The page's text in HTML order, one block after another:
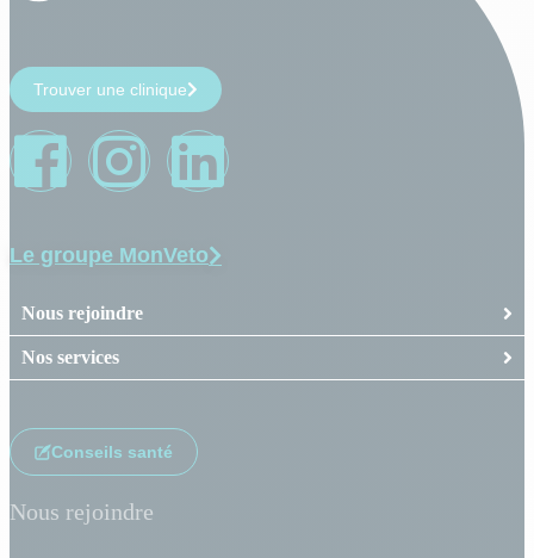
Trouver une clinique
Le groupe MonVeto
Nous rejoindre
Nos services
Conseils santé
Nous rejoindre